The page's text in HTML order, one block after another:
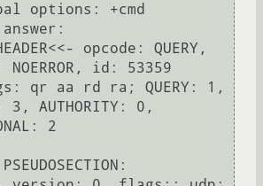
options: +cmd
opcode: QUERY,
id: 53359
qr aa rd ra; QUERY: 1,
3, AUTHORITY: 0,
2